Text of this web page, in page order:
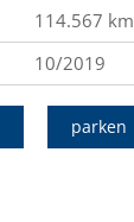
114.567 km
10/2019
parken